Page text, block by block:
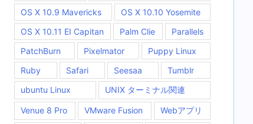
OS X 10.9 Mavericks
OS X 10.10 Yosemite
OS X 10.11 EI Capitan
Palm Clie
Parallels
PatchBurn
Pixelmator
Puppy Linux
Ruby
Safari Seesaa
Tumblr
ubuntu Linux
UNIX ターミナル関連
Venue 8 Pro VMware Fusion Webアプリ